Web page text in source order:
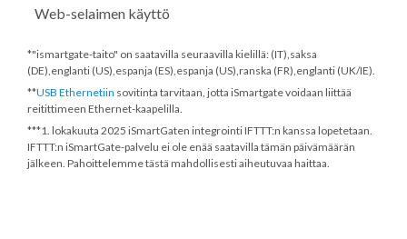
Web-selaimen käyttö
*"ismartgate-taito" on saatavilla seuraavilla kielillä: (IT),saksa
(DE),englanti (US),espanja (ES),espanja (US),ranska (FR),englanti (UK/IE).
**USB Ethernetiin sovitinta tarvitaan, jotta iSmartgate voidaan liittää
reitittimeen Ethernet-kaapelilla.
***1. lokakuuta 2025 iSmartGaten integrointi IFTTT:n kanssa lopetetaan.
IFTTT:n iSmartGate-palvelu ei ole enää saatavilla tämän päivämäärän
jälkeen. Pahoittelemme tästä mahdollisesti aiheutuvaa haittaa.